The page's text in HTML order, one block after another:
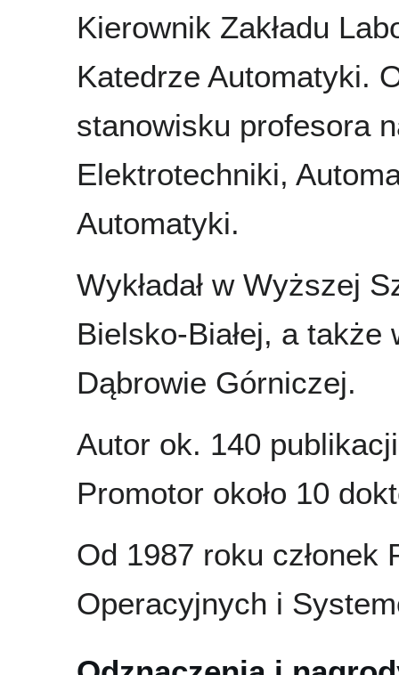
Kierownik Zakładu
Katedrze Automatyki.
stanowisku profesora
Elektrotechniki,
Automatyki.
Wykładał w Wyższej
Bielsko-Białej, a
Dąbrowie Górniczej.
Autor ok. 140
Promotor około 10
Od 1987 roku członek
Operacyjnych i